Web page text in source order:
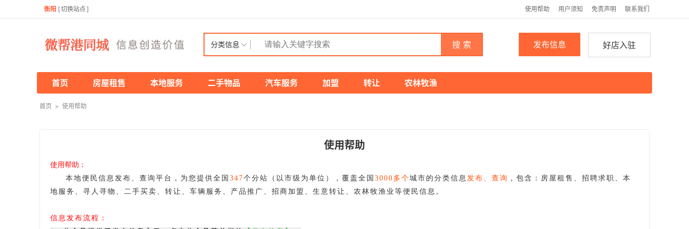
衡阳 [切换站点 ] 使用帮助 用户须知 免责声明 联系我们
分类信息 搜 索 好店入驻
发布信息
首页 房屋租售 本地服务 二手物品 汽车服务 加盟 转让 农林牧渔
首页 > 使用帮助
使用帮助
使用帮助：
本地便民信息发布、查询平台，为您提供全国 347个分站（以市级为单位），覆盖全国 3000多个城市的分类信息 发布、查询 ，包含：房屋租售、招聘求职、本
地服务、寻人寻物、二手买卖、转让、车辆服务、产品推广、招商加盟、生意转让、农林牧渔业等便民信息。
信息发布流程：